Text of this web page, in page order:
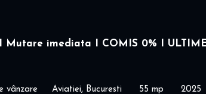
Mutare imediata I COMIS 0% I
vânzare Aviatiei, Bucuresti 55 mp 2025